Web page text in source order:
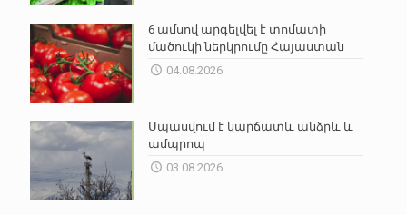
6 ամսով արգելվել է տոմատի
մածուկի ներկրումը Հայաստան
04.08.2026
Սպասվում է կարճատև անձրև և
ամպրոպ
03.08.2026